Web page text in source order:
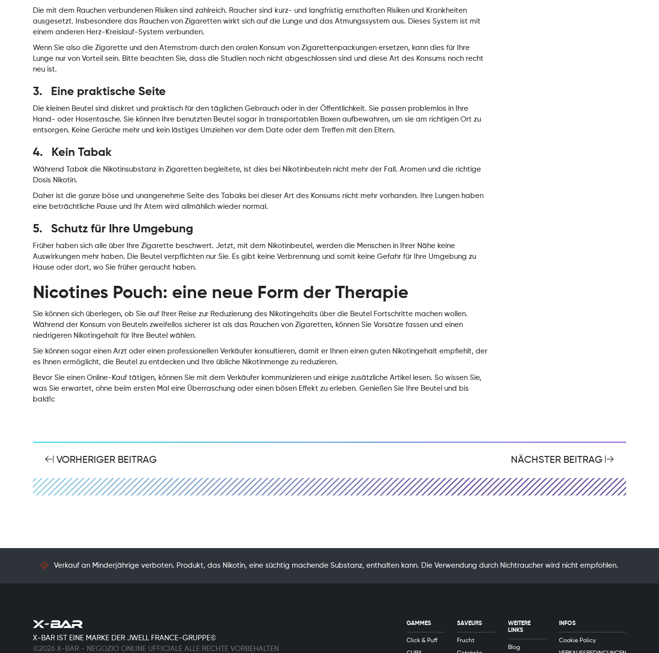
Die mit dem Rauchen verbundenen Risiken sind zahlreich. Raucher sind kurz- und langfristig ernsthaften Risiken und Krankheiten
ausgesetzt. Insbesondere das Rauchen von Zigaretten wirkt sich auf die Lunge und das Atmungssystem aus. Dieses System ist mit
einem anderen Herz-Kreislauf-System verbunden.
Wenn Sie also die Zigarette und den Atemstrom durch den oralen Konsum von Zigarettenpackungen ersetzen, kann dies für Ihre
Lunge nur von Vorteil sein. Bitte beachten Sie, dass die Studien noch nicht abgeschlossen sind und diese Art des Konsums noch recht
neu ist.
3. Eine praktische Seite
Die kleinen Beutel sind diskret und praktisch für den täglichen Gebrauch oder in der Öffentlichkeit. Sie passen problemlos in Ihre
Hand- oder Hosentasche. Sie können Ihre benutzten Beutel sogar in transportablen Boxen aufbewahren, um sie am richtigen Ort zu
entsorgen. Keine Gerüche mehr und kein lästiges Umziehen vor dem Date oder dem Treffen mit den Eltern.
4. Kein Tabak
Während Tabak die Nikotinsubstanz in Zigaretten begleitete, ist dies bei Nikotinbeuteln nicht mehr der Fall. Aromen und die richtige
Dosis Nikotin.
Daher ist die ganze böse und unangenehme Seite des Tabaks bei dieser Art des Konsums nicht mehr vorhanden. Ihre Lungen haben
eine beträchtliche Pause und Ihr Atem wird allmählich wieder normal.
5. Schutz für Ihre Umgebung
Früher haben sich alle über Ihre Zigarette beschwert. Jetzt, mit dem Nikotinbeutel, werden die Menschen in Ihrer Nähe keine
Auswirkungen mehr haben. Die Beutel verpflichten nur Sie. Es gibt keine Verbrennung und somit keine Gefahr für Ihre Umgebung zu
Hause oder dort, wo Sie früher geraucht haben.
Nicotines Pouch: eine neue Form der Therapie
Sie können sich überlegen, ob Sie auf Ihrer Reise zur Reduzierung des Nikotingehalts über die Beutel Fortschritte machen wollen.
Während der Konsum von Beuteln zweifellos sicherer ist als das Rauchen von Zigaretten, können Sie Vorsätze fassen und einen
niedrigeren Nikotingehalt für Ihre Beutel wählen.
Sie können sogar einen Arzt oder einen professionellen Verkäufer konsultieren, damit er Ihnen einen guten Nikotingehalt empfiehlt, der
es Ihnen ermöglicht, die Beutel zu entdecken und Ihre übliche Nikotinmenge zu reduzieren.
Bevor Sie einen Online-Kauf tätigen, können Sie mit dem Verkäufer kommunizieren und einige zusätzliche Artikel lesen. So wissen Sie,
was Sie erwartet, ohne beim ersten Mal eine Überraschung oder einen bösen Effekt zu erleben. Genießen Sie Ihre Beutel und bis
bald!c
VORHERIGER BEITRAG NÄCHSTER BEITRAG
Verkauf an Minderjährige verboten. Produkt, das Nikotin, eine süchtig machende Substanz, enthalten kann. Die Verwendung durch Nichtraucher wird nicht empfohlen.
X-BAR IST EINE MARKE DER JWELL FRANCE-GRUPPE©
©2026 X-BAR - NEGOZIO ONLINE UFFICIALE ALLE RECHTE VORBEHALTEN
GAMMES
Click & Puff
SAVEURS
Frucht
WEITERE
LINKS
Blog
INFOS
Cookie Policy